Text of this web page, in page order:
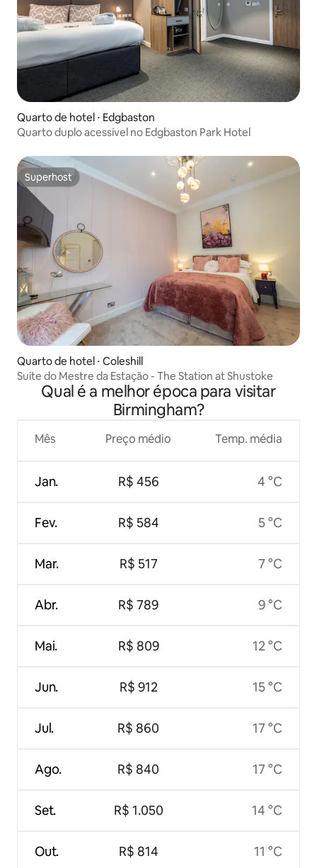
Quarto de hotel ⋅ Edgbaston
Quarto duplo acessível no Edgbaston Park Hotel
Superhost
Superhost
Quarto de hotel ⋅ Coleshill
Suíte do Mestre da Estação - The Station at Shustoke
Qual é a melhor época para visitar
Birmingham?
Mês
Jan.
Fev.
Mar.
Abr.
Mai.
Jun.
Jul.
Ago.
Set.
Out.
Preço médio
R$ 456
R$ 584
R$ 517
R$ 789
R$ 809
R$ 912
R$ 860
R$ 840
R$ 1.050
R$ 814
Temp. média
4 °C
5 °C
7 °C
9 °C
12 °C
15 °C
17 °C
17 °C
14 °C
11 °C